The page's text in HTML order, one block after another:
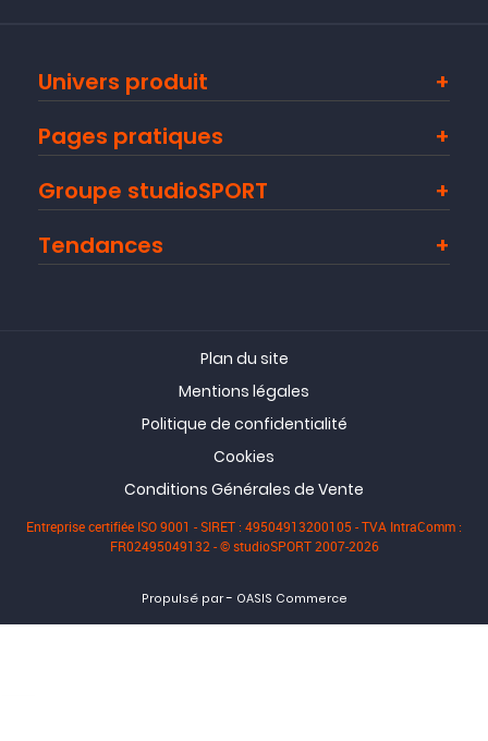
Univers produit
Pages pratiques
Groupe studioSPORT
Tendances
Plan du site
Mentions légales
Politique de confidentialité
Cookies
Conditions Générales de Vente
Entreprise certifiée ISO 9001 - SIRET : 49504913200105 - TVA IntraComm :
FR02495049132 - © studioSPORT 2007-2026
Propulsé par- OASIS Commerce